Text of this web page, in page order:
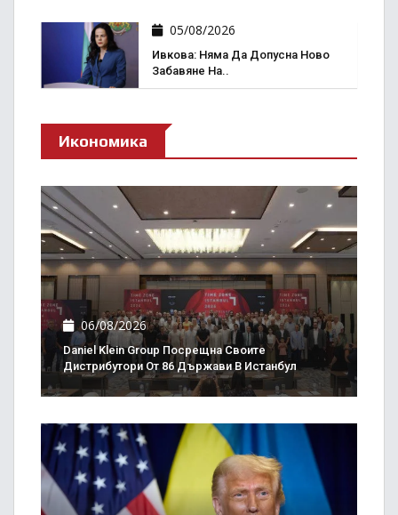
05/08/2026
Ивкова: Няма Да Допусна Ново
Забавяне На..
Икономика
06/08/2026
Daniel Klein Group Посрещна Своите
Дистрибутори От 86 Държави В Истанбул